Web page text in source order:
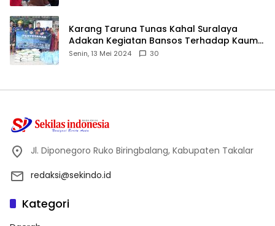
Karang Taruna Tunas Kahal Suralaya
Adakan Kegiatan Bansos Terhadap Kaum
Dhuafa dan Anak Yatim-Piatu
Senin, 13 Mei 2024 30
Jl. Diponegoro Ruko Biringbalang, Kabupaten Takalar
redaksi@sekindo.id
Kategori